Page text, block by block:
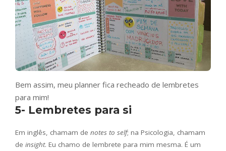
Bem assim, meu planner fica recheado de lembretes
para mim!
5- Lembretes para si
Em inglês, chamam de notes to self; na Psicologia, chamam
de insight. Eu chamo de lembrete para mim mesma. É um